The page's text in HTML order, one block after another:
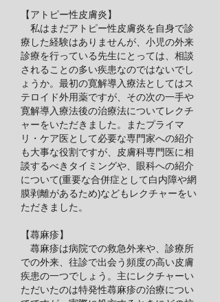
【アトピー性皮膚炎】
私はまだアトピー性皮膚炎を自身で診
療した経験はありませんが、小児の外来
診療を行っている先生にとっては、相談
されることの多い疾患なのではないでし
ょうか。最初の寛解導入療法としてはス
テロイド外用薬ですが、その次の一手や
寛解導入療法後の治療法についてレクチ
ャーをいただきました。またプライマ
リ・ケア医として必要な専門家への紹介
も大事な役割ですが、皮膚科専門医に相
談するべきタイミングや、眼科への紹介
について(重要な合併症として白内障や網
膜剥離があるため)などもレクチャーをい
ただきました。
【蕁麻疹】
蕁麻疹は病院での救急外来や、診療所
での外来、往診で出会う頻度の高い皮膚
疾患の一つでしょう。主にレクチャーい
ただいたのは特発性蕁麻疹の治療につい